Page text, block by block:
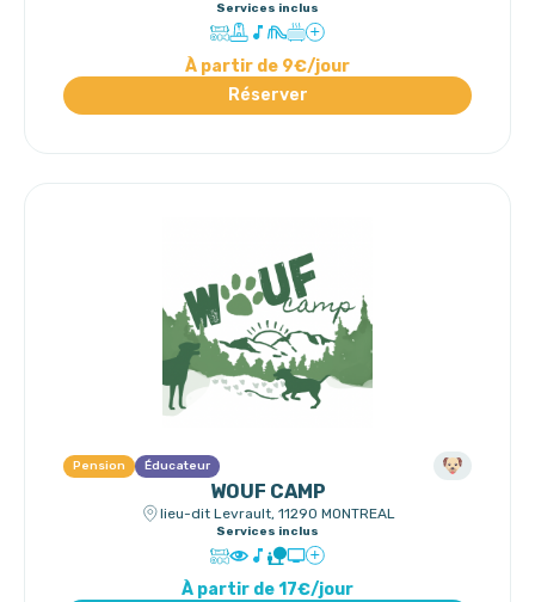
Services inclus
À partir de 9€/jour
Réserver
Pension Éducateur
WOUF CAMP
lieu-dit Levrault, 11290 MONTREAL
Services inclus
À partir de 17€/jour